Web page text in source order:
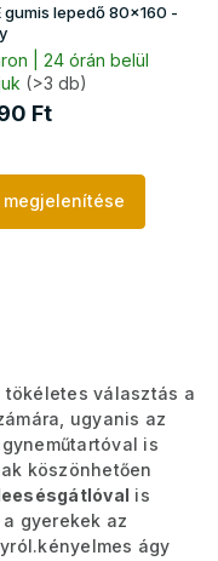
gumis lepedő 80x160 -
| 24 órán belül
(>3 db)
Ft
tökéletes választás a
ugyanis az
is
köszönhetően
is
gyerekek az
kényelmes ágy